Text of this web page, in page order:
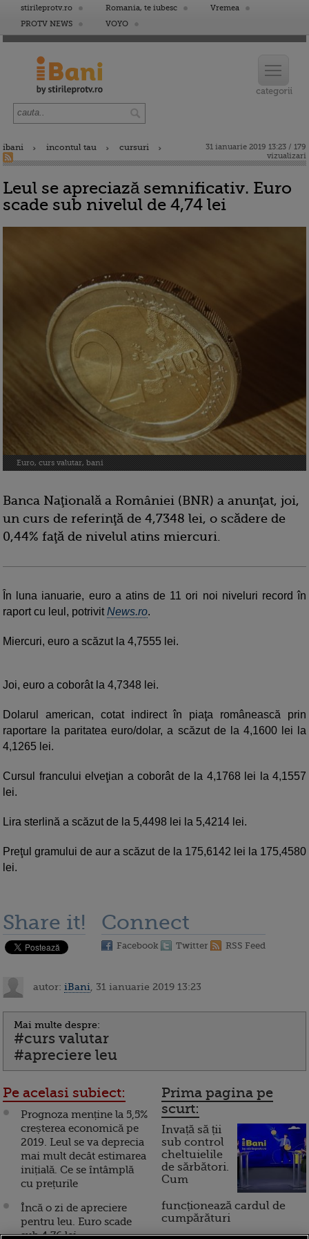
stirileprotv.ro Romania, te iubesc
Vremea
PROTV NEWS
VOYO
ibani incontul tau cursuri
31 ianuarie 2019 13:23 / 179
vizualizari
Leul se apreciază semnificativ. Euro
scade sub nivelul de 4,74 lei
Euro, curs valutar, bani
Banca Naţională a României (BNR) a anunţat, joi,
un curs de referinţă de 4,7348 lei, o scădere de
0,44% faţă de nivelul atins miercuri.
În luna ianuarie, euro a atins de 11 ori noi niveluri record în
raport cu leul, potrivitNews.ro.
Miercuri, euro a scăzut la 4,7555 lei.
Joi, euro a coborât la 4,7348 lei.
Dolarul american, cotat indirect în piaţa românească prin
raportare la paritatea euro/dolar, a scăzut de la 4,1600 lei la
4,1265 lei.
Cursul francului elveţian a coborât de la 4,1768 lei la 4,1557
lei.
Lira sterlină a scăzut de la 5,4498 lei la 5,4214 lei.
Preţul gramului de aur a scăzut de la 175,6142 lei la 175,4580
lei.
Share it! Connect
Facebook Twitter RSS Feed
autor: iBani , 31 ianuarie 2019 13:23
Mai multe despre:
#curs valutar
#apreciere leu
Pe acelasi subiect:
Prognoza menține la 5,5%
creșterea economică pe
2019. Leul se va deprecia
mai mult decât estimarea
inițială. Ce se întâmplă
cu prețurile
Încă o zi de apreciere
pentru leu. Euro scade
sub 4,76 lei
Prima pagina pe
scurt:
Invață să ții
sub control
cheltuielile
de sărbători.
Cum
funcționează cardul de
cumpărături